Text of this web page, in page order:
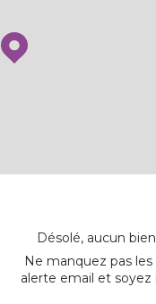
Désolé, aucun
Ne manquez pas
alerte email et